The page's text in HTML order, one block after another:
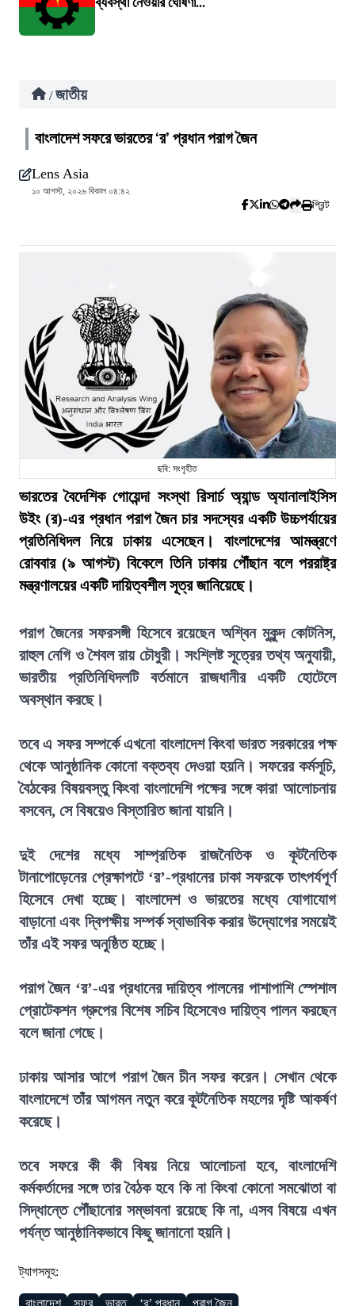
/ জাতীয়
বাংলাদেশ সফরে ভারতের ‘র’ প্রধান পরাগ জৈন
Lens Asia
১০ আগস্ট, ২০২৬ বিকাল ০৪:৪২
প্রিন্ট
ছবি: সংগৃহীত
ভারতের বৈদেশিক গোয়েন্দা সংস্থা রিসার্চ অ্যান্ড অ্যানালাইসিস
উইং (র)-এর প্রধান পরাগ জৈন চার সদস্যের একটি উচ্চপর্যায়ের
প্রতিনিধিদল নিয়ে ঢাকায় এসেছেন। বাংলাদেশের আমন্ত্রণে
রোববার (৯ আগস্ট) বিকেলে তিনি ঢাকায় পৌঁছান বলে পররাষ্ট্র
মন্ত্রণালয়ের একটি দায়িত্বশীল সূত্র জানিয়েছে।
পরাগ জৈনের সফরসঙ্গী হিসেবে রয়েছেন অশ্বিন মুকুন্দ কোটনিস,
রাহুল নেগি ও শৈবল রায় চৌধুরী। সংশ্লিষ্ট সূত্রের তথ্য অনুযায়ী,
ভারতীয় প্রতিনিধিদলটি বর্তমানে রাজধানীর একটি হোটেলে
অবস্থান করছে।
তবে এ সফর সম্পর্কে এখনো বাংলাদেশ কিংবা ভারত সরকারের পক্ষ
থেকে আনুষ্ঠানিক কোনো বক্তব্য দেওয়া হয়নি। সফরের কর্মসূচি,
বৈঠকের বিষয়বস্তু কিংবা বাংলাদেশি পক্ষের সঙ্গে কারা আলোচনায়
বসবেন, সে বিষয়েও বিস্তারিত জানা যায়নি।
দুই দেশের মধ্যে সাম্প্রতিক রাজনৈতিক ও কূটনৈতিক
টানাপোড়েনের প্রেক্ষাপটে ‘র’-প্রধানের ঢাকা সফরকে তাৎপর্যপূর্ণ
হিসেবে দেখা হচ্ছে। বাংলাদেশ ও ভারতের মধ্যে যোগাযোগ
বাড়ানো এবং দ্বিপক্ষীয় সম্পর্ক স্বাভাবিক করার উদ্যোগের সময়েই
তাঁর এই সফর অনুষ্ঠিত হচ্ছে।
পরাগ জৈন ‘র’-এর প্রধানের দায়িত্ব পালনের পাশাপাশি স্পেশাল
প্রোটেকশন গ্রুপের বিশেষ সচিব হিসেবেও দায়িত্ব পালন করছেন
বলে জানা গেছে।
ঢাকায় আসার আগে পরাগ জৈন চীন সফর করেন। সেখান থেকে
বাংলাদেশে তাঁর আগমন নতুন করে কূটনৈতিক মহলের দৃষ্টি আকর্ষণ
করেছে।
তবে সফরে কী কী বিষয় নিয়ে আলোচনা হবে, বাংলাদেশি
কর্মকর্তাদের সঙ্গে তার বৈঠক হবে কি না কিংবা কোনো সমঝোতা বা
সিদ্ধান্তে পৌঁছানোর সম্ভাবনা রয়েছে কি না, এসব বিষয়ে এখন
পর্যন্ত আনুষ্ঠানিকভাবে কিছু জানানো হয়নি।
ট্যাগসমূহ:
বাংলাদেশ সফর ভারত ‘র’ প্রধান পরাগ জৈন